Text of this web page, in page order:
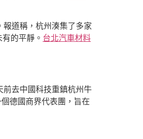
道稱，杭州湊集了多家
的平靜。 台北汽車材料
去中國科技重鎮杭州牛
德國商界代表團，旨在